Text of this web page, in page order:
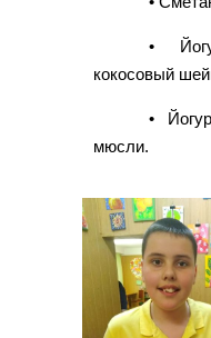
•
кокосовый
•
мюсли.